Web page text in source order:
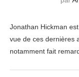
Jonathan Hickman
vue de ces dernières
notamment fait